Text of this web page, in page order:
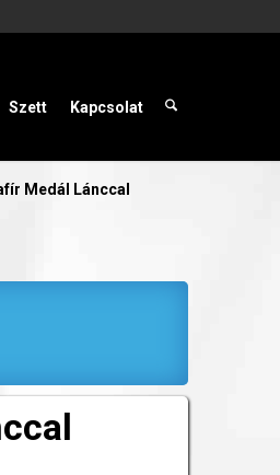
Szett Kapcsolat
Medál Lánccal